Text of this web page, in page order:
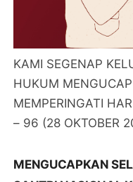
KAMI SEGENAP
HUKUM
MEMPERINGATI
– 96 (28 OKTOBER
MENGUCAPKAN